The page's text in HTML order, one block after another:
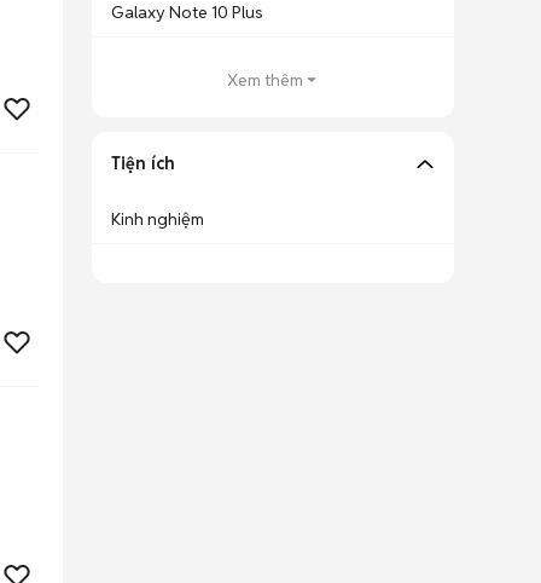
Galaxy Note 10 Plus
Xem thêm
Tiện ích
Kinh nghiệm